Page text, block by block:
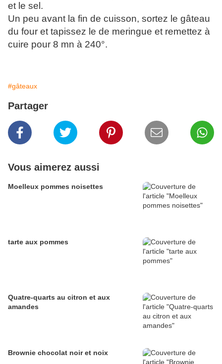
et le sel.
Un peu avant la fin de cuisson, sortez le gâteau
du four et tapissez le de meringue et remettez à
cuire pour 8 mn à 240°.
#gâteaux
Partager
Vous aimerez aussi
Moelleux pommes noisettes
tarte aux pommes
Quatre-quarts au citron et aux
amandes
Brownie chocolat noir et noix